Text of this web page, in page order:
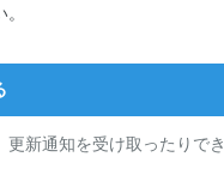
新通知を受け取ったりでき